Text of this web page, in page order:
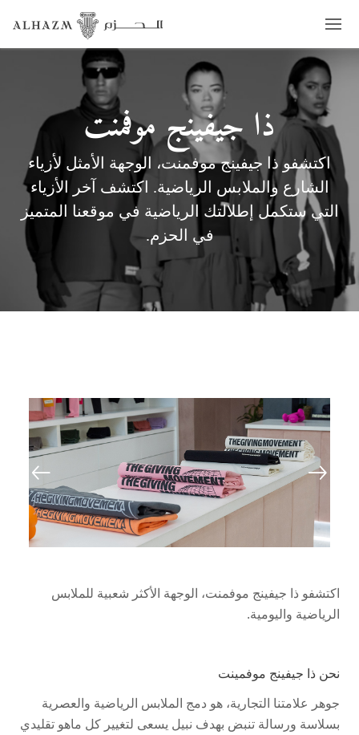
ذا جيفينج موفمنت
اكتشفو ذا جيفينج موفمنت، الوجهة الأمثل لأزياء
الشارع والملابس الرياضية. اكتشف آخر الأزياء
التي ستكمل إطلالتك الرياضية في موقعنا المتميز
في الحزم.
اكتشفو ذا جيفينج موفمنت، الوجهة الأكثر شعبية للملابس
الرياضية واليومية.
نحن ذا جيفينج موفمينت
جوهر علامتنا التجارية، هو دمج الملابس الرياضية والعصرية
بسلاسة ورسالة تنبض بهدف نبيل يسعى لتغيير كل ماهو تقليدي